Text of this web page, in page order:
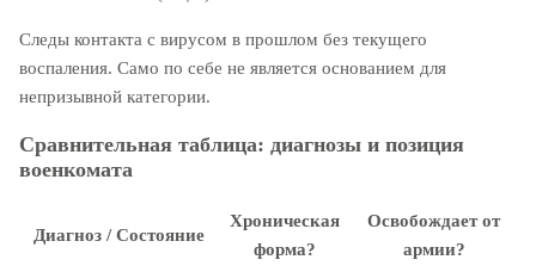
Следы контакта с вирусом в прошлом без текущего
воспаления. Само по себе не является основанием для
непризывной категории.
Сравнительная таблица: диагнозы и позиция
военкомата
Диагноз / Состояние
Хроническая
форма?
Освобождает от
армии?